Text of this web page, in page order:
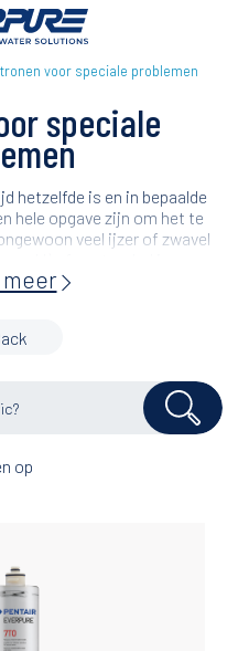
voor speciale problemen
speciale
hetzelfde is en in bepaalde
hele opgave zijn om het te
veel ijzer of zwavel
onze patronen om speciale
op